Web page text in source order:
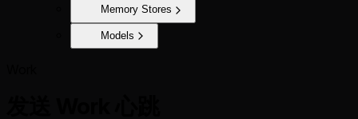
Memory Stores
Models